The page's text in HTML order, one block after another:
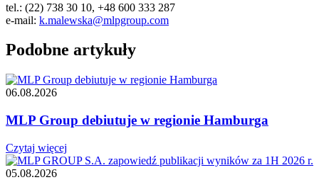
tel.: (22) 738 30 10, +48 600 333 287
e-mail: k.malewska@mlpgroup.com
Podobne artykuły
06.08.2026
MLP Group debiutuje w regionie Hamburga
Czytaj więcej
05.08.2026